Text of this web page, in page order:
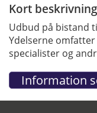
Kort beskrivning
Udbud på bistand
Ydelserne
specialister og